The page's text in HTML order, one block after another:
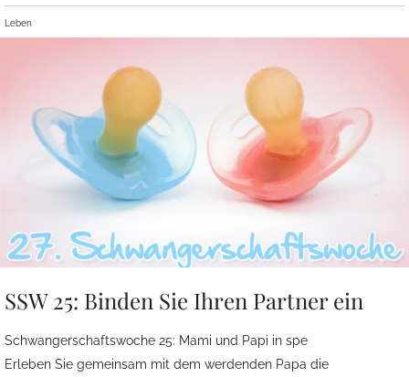
Leben
SSW 25: Binden Sie Ihren Partner ein
Schwangerschaftswoche 25: Mami und Papi in spe
Erleben Sie gemeinsam mit dem werdenden Papa die